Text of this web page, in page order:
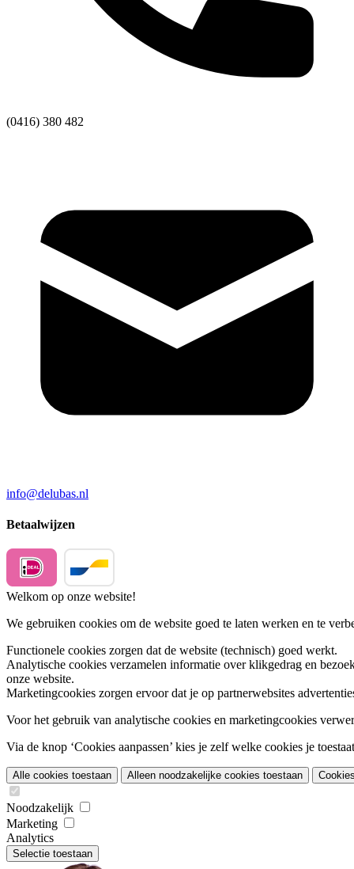
(0416) 380 482
info@delubas.nl
Betaalwijzen
Welkom op onze website!
We gebruiken cookies om de website goed te laten werken en te
Functionele cookies zorgen dat de website (technisch) goed werkt.
Analytische cookies verzamelen informatie over klikgedrag en
onze website.
Marketingcookies zorgen ervoor dat je op partnerwebsites
Voor het gebruik van analytische cookies en marketingcookies
Via de knop ‘Cookies aanpassen’ kies je zelf welke cookies je
Alle cookies toestaan Alleen noodzakelijke cookies toestaan
Noodzakelijk
Marketing
Analytics
Selectie toestaan